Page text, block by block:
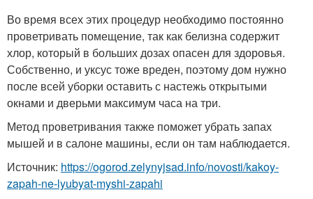
Во время всех этих процедур необходимо постоянно
проветривать помещение, так как белизна содержит
хлор, который в больших дозах опасен для здоровья.
Собственно, и уксус тоже вреден, поэтому дом нужно
после всей уборки оставить с настежь открытыми
окнами и дверьми максимум часа на три.
Метод проветривания также поможет убрать запах
мышей и в салоне машины, если он там наблюдается.
Источник: https://ogorod.zelynyjsad.info/novosti/kakoy-
zapah-ne-lyubyat-myshi-zapahi